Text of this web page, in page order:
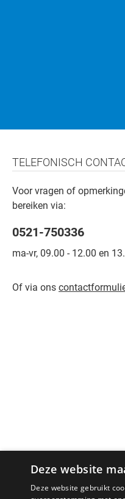
TELEFONISCH
Voor vragen of
bereiken via:
0521-750336
ma-vr, 09.00 - 12.00 en
Of via ons
Deze website
Deze website gebruikt